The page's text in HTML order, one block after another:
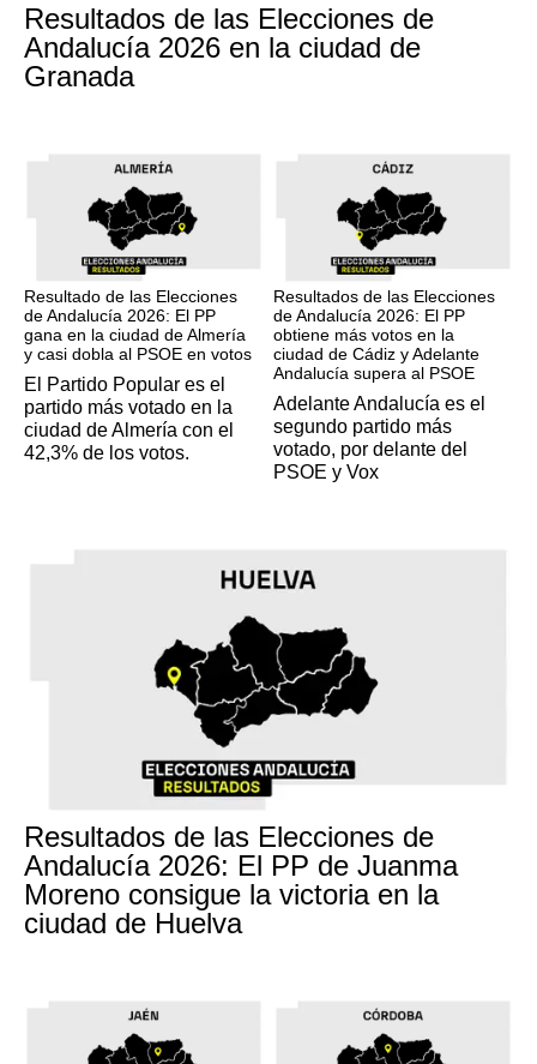
Resultados de las Elecciones de
Andalucía 2026 en la ciudad de
Granada
Resultado de las Elecciones
de Andalucía 2026: El PP
gana en la ciudad de Almería
y casi dobla al PSOE en votos
El Partido Popular es el
partido más votado en la
ciudad de Almería con el
42,3% de los votos.
Resultados de las Elecciones
de Andalucía 2026: El PP
obtiene más votos en la
ciudad de Cádiz y Adelante
Andalucía supera al PSOE
Adelante Andalucía es el
segundo partido más
votado, por delante del
PSOE y Vox
Resultados de las Elecciones de
Andalucía 2026: El PP de Juanma
Moreno consigue la victoria en la
ciudad de Huelva